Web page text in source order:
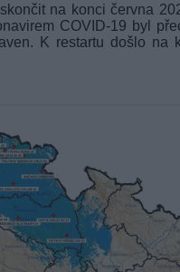
na konci června
COVID-19 byl
K restartu došlo na